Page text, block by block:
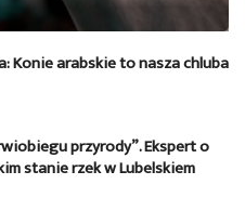
Konie arabskie to nasza chluba
przyrody”. Ekspert o
stanie rzek w Lubelskiem